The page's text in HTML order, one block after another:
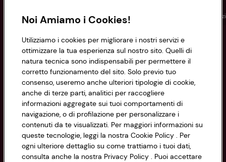
Conad Spesa online Assicurazioni
Informazioni
Privacy Policy
Cookie Policy
Impostazioni Cookie
Accessibilità
CONAD SOCIETÀ COOPERATIVA
Via Michelino, 59 | 40127 BOLOGNA
Codice Fiscale e Registro Imprese
di Bologna 00865960157
PARTITA IVA 03320960374
Noi Amiamo i Cookies!
Utilizziamo i cookies per migliorare i nostri servizi e
ottimizzare la tua esperienza sul nostro sito. Quelli di
natura tecnica sono indispensabili per permettere il
corretto funzionamento del sito. Solo previo tuo
consenso, useremo anche ulteriori tipologie di cookie,
anche di terze parti, analitici per raccogliere
informazioni aggregate sui tuoi comportamenti di
navigazione, o di profilazione per personalizzare i
contenuti da te visualizzati. Per maggiori informazioni su
queste tecnologie, leggi la nostra Cookie Policy . Per
ogni ulteriore dettaglio su come trattiamo i tuoi dati,
consulta anche la nostra Privacy Policy . Puoi accettare